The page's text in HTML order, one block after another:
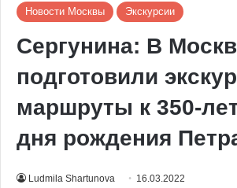
Новости Москвы Экскурсии
Сергунина: В
подготовили
маршруты к 350-
дня рождения
Ludmila Shartunova 16.03.2022